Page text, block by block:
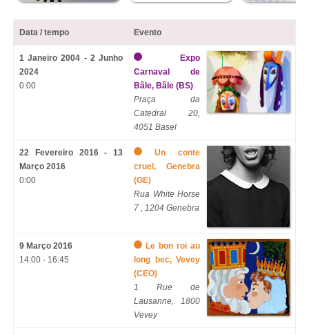
Data / tempo Evento
1 Janeiro 2004 - 2 Junho
2024
0:00
Expo
Carnaval de
Bâle, Bâle (BS)
Praça da
Catedral 20,
4051 Basel
22 Fevereiro 2016 - 13
Março 2016
0:00
Un conte
cruel, Genebra
(GE)
Rua White Horse
7 , 1204 Genebra
9 Março 2016
14:00 - 16:45
Le bon roi au
long bec, Vevey
(CEO)
1 Rue de
Lausanne, 1800
Vevey